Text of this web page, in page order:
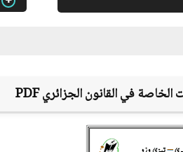
الخاصة في القانون الجزائريPDF